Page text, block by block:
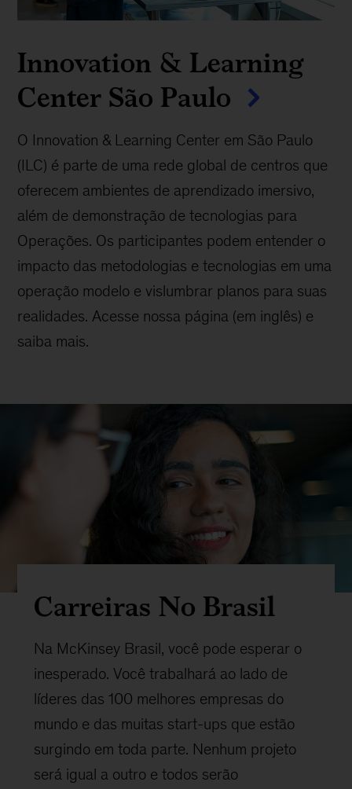
Innovation & Learning
Center São Paulo
O Innovation & Learning Center em São Paulo
(ILC) é parte de uma rede global de centros que
oferecem ambientes de aprendizado imersivo,
além de demonstração de tecnologias para
Operações. Os participantes podem entender o
impacto das metodologias e tecnologias em uma
operação modelo e vislumbrar planos para suas
realidades. Acesse nossa página (em inglês) e
saiba mais.
Carreiras No Brasil
Na McKinsey Brasil, você pode esperar o
inesperado. Você trabalhará ao lado de
líderes das 100 melhores empresas do
mundo e das muitas start-ups que estão
surgindo em toda parte. Nenhum projeto
será igual a outro e todos serão